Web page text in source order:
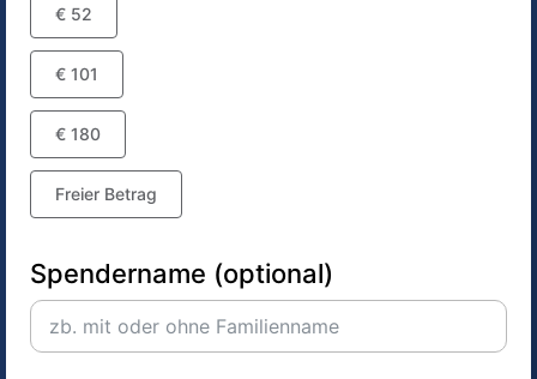
€ 52
€ 101
€ 180
Freier Betrag
Spendername (optional)